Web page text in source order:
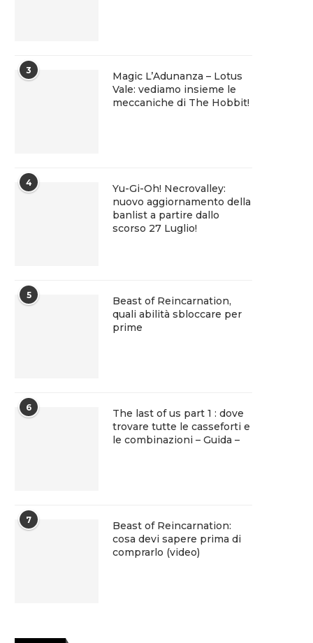
3
Magic L’Adunanza – Lotus
Vale: vediamo insieme le
meccaniche di The Hobbit!
4
Yu-Gi-Oh! Necrovalley:
nuovo aggiornamento della
banlist a partire dallo
scorso 27 Luglio!
5
Beast of Reincarnation,
quali abilità sbloccare per
prime
6
The last of us part 1 : dove
trovare tutte le casseforti e
le combinazioni – Guida –
7
Beast of Reincarnation:
cosa devi sapere prima di
comprarlo (video)